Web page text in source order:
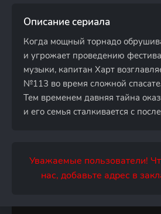
Описание сериала
Когда мощный торнадо
и угрожает проведению
музыки, капитан Харт
№113 во время сложной
Тем временем давняя тайна
и его семья сталкивается с
Уважаемые пользователи!
нас, добавьте адрес в